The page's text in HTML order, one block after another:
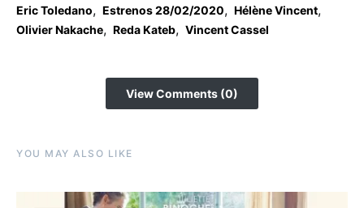
Eric Toledano, Estrenos 28/02/2020, Hélène Vincent,
Olivier Nakache, Reda Kateb, Vincent Cassel
View Comments (0)
YOU MAY ALSO LIKE